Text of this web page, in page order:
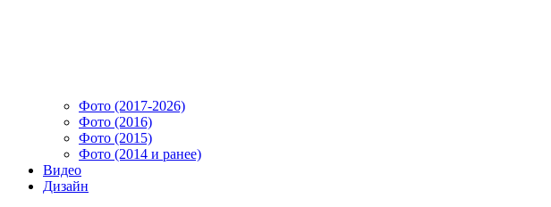
Фото (2017-2026)
Фото (2016)
Фото (2015)
Фото (2014 и ранее)
Видео
Дизайн